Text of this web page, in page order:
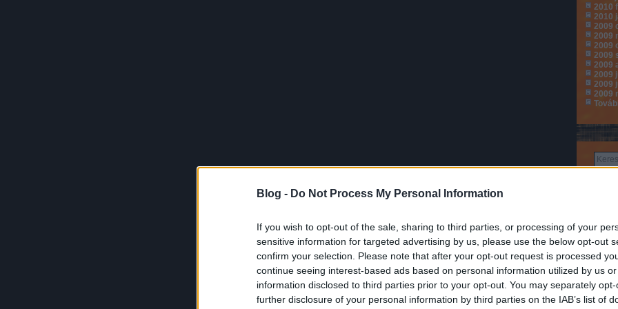
Blog - Do Not Process My Personal Information
If you wish to opt-out of the sale, sharing to third parties, or processing of your
sensitive information for targeted advertising by us, please use the below opt-out
confirm your selection. Please note that after your opt-out request is processed
continue seeing interest-based ads based on personal information utilized by us
information disclosed to third parties prior to your opt-out. You may separately
further disclosure of your personal information by third parties on the IAB’s list of
2010
2010
2009
2009
2009
2009
2009
2009
2009
2009
10
17
31